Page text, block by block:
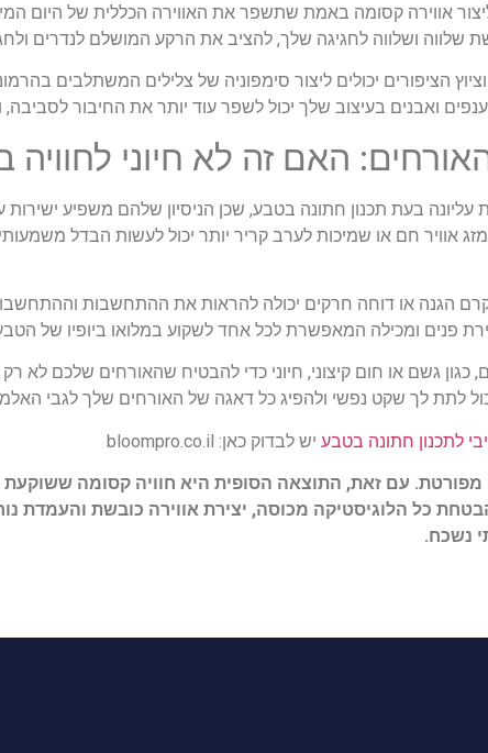
אווירה קסומה באמת שתשפר את האווירה הכללית של היום
שלווה ושלווה לחגיגה שלך, להציב את הרקע המושלם לנדרים
הציפורים יכולים ליצור סימפוניה של צלילים המשתלבים
ואבנים בעיצוב שלך יכול לשפר עוד יותר את החיבור לסביבה,
בעת תכנון חתונה בטבע, שכן הניסיון שלהם משפיע
למזג אוויר חם או שמיכות לערב קריר יותר יכול לעשות הבדל
הגנה או דוחה חרקים יכולה להראות את ההתחשבות
פנים ומכילה המאפשרת לכל אחד לשקוע במלואו ביופיו של
כגון גשם או חום קיצוני, חיוני כדי להבטיח שהאורחים שלכם לא
יכול לתת לך שקט נפשי ולהפיג כל דאגה של האורחים שלך לגבי
לתכנון חתונה בטבע יש לבדוק כאן: bloompro.co.il
מפורטת. עם זאת, התוצאה הסופית היא חוויה קסומה
כל הלוגיסטיקה מכוסה, יצירת אווירה כובשת והעמדת
נשכח.